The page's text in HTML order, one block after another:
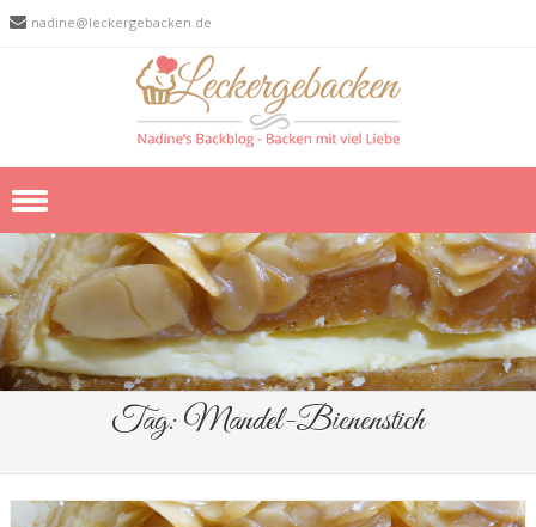
nadine@leckergebacken.de
Skip to content
Tag: Mandel-Bienenstich